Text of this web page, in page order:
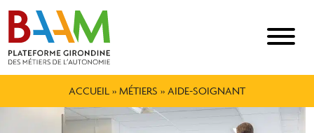
ACCUEIL » MÉTIERS » AIDE-SOIGNANT